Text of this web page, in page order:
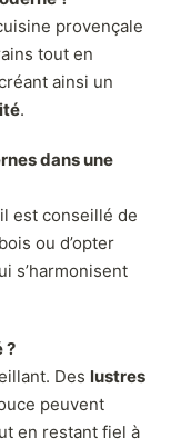
provençale
tout en
ainsi un
.
dans une
est conseillé de
ou d’opter
s’harmonisent
?
Des lustres
peuvent
en restant fiel à